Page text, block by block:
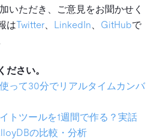
いただき、ご意見をお聞かせく
はTwitter LinkedIn GitHubで
ださい。
って30分でリアルタイムカンバ
トツールを1週間で作る？実話
の比較・分析